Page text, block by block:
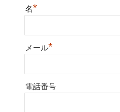
名*
メール*
電話番号